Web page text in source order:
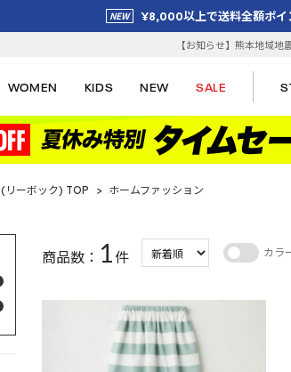
¥8,000以上で送料全額ポ
【お知らせ】熊本地域
WOMEN KIDS NEW SALE
リーボック) TOP > ホームファッション
商品数： 1件 カラ